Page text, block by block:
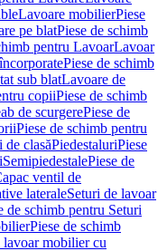
Lavoare mobilierPiese
pe blatPiese de schimb
pentru LavoarLavoar
Piese de schimb
sub blatLavoare de
copiiPiese de schimb
de scurgerePiese de
Piese de schimb pentru
de clasăPiedestaluriPiese
SemipiedestalePiese de
ventil de
lateraleSeturi de lavoar
de schimb pentru Seturi
Piese de schimb
lavoar mobilier cu